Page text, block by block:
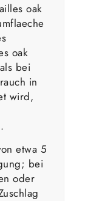
oak
oak
bei
in
wird,
etwa 5
bei
oder